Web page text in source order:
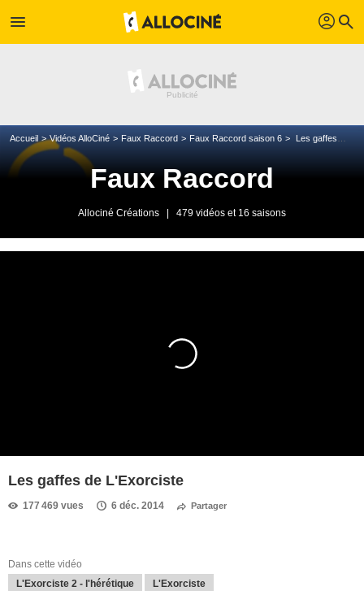
menu profil search
Accueil Vidéos AlloCiné Faux Raccord Faux Raccord saison 6 Les gaffes de L'Exorciste
Faux Raccord
Allociné Créations 479 vidéos et 16 saisons
Les gaffes de L'Exorciste
177 469 vues 6 déc. 2014 Partager
Dans cette vidéo
L'Exorciste 2 - l'hérétique
L'Exorciste